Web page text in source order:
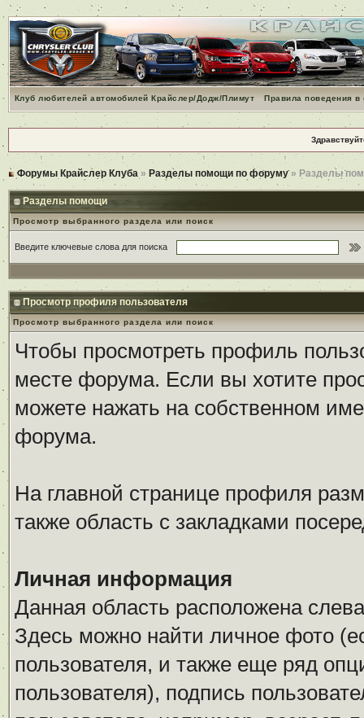
Клуб любителей автомобилей Крайслер/Додж/Плимут Правила поведения
Форумы Крайслер Клуба » Разделы помощи по форуму» Разделы
Разделы помощи
Просмотр выбранного раздела или поиск
Введите ключевые слова для поиска
Просмотр профиля пользователя
Просмотр выбранного раздела или поиск
Чтобы просмотреть профиль
месте форума. Если вы хотите
можете нажать на собственном
форума.
На главной странице профиля
также область с закладками
Личная информация
Данная область расположена
Здесь можно найти личное фото
пользователя, и также еще ряд
пользователя), подпись